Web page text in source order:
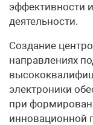
эффективности
деятельности.
Создание
направлениях
электроники
при
инновационной